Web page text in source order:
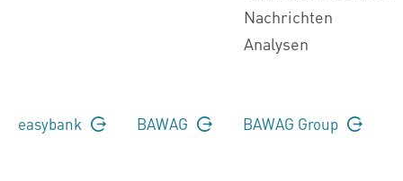
Nachrichten
Analysen
easybank BAWAG BAWAG Group